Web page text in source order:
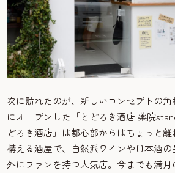
次に訪れたのが、新しいコンセプトの角
にオープンした「とどろき酒店 薬院
どろき酒店」は都心部からはちょっと
構える酒屋で、自然派ワインや日本酒
外にファンを持つ人気店。今までも満